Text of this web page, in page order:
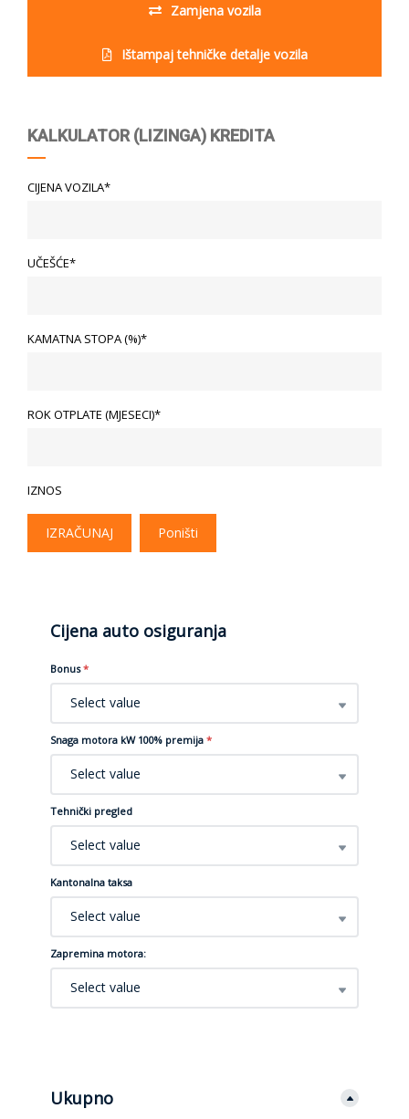
Zamjena vozila
Ištampaj tehničke detalje vozila
KALKULATOR (LIZINGA) KREDITA
CIJENA VOZILA*
UČEŠĆE*
KAMATNA STOPA (%)*
ROK OTPLATE (MJESECI)*
IZNOS
IZRAČUNAJ Poništi
Cijena auto osiguranja
Bonus *
Select value
Snaga motora kW 100% premija *
Select value
Tehnički pregled
Select value
Kantonalna taksa
Select value
Zapremina motora:
Select value
Ukupno